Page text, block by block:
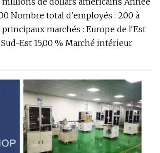
Nombre total d'employés : 200 à
marchés : Europe de l'Est
Sud-Est 15,00 % Marché intérieur